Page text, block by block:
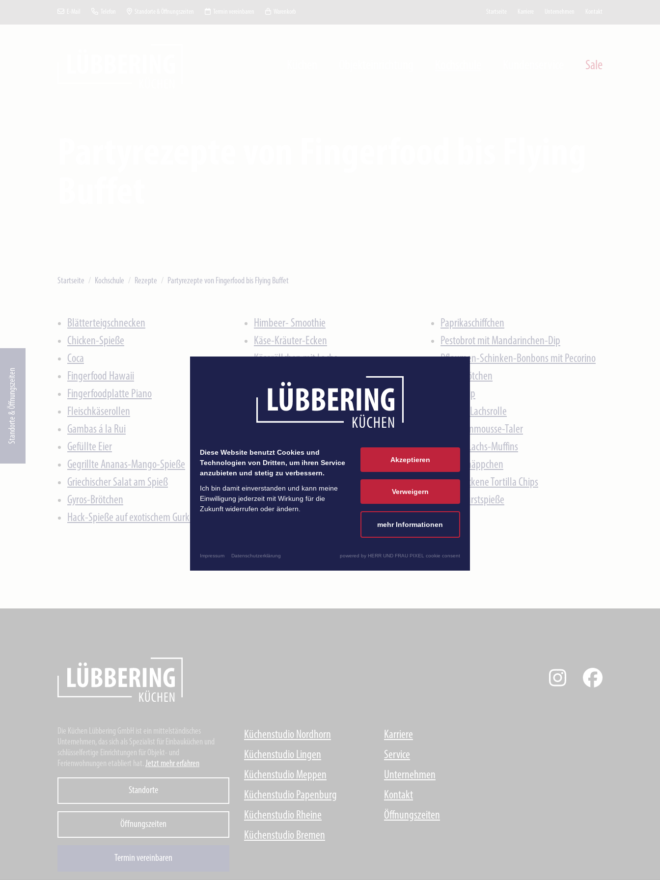
Standorte & Öffnungszeiten
E-Mail Telefon Standorte & Öffnungszeiten Termin vereinbaren Warenkorb Startseite Karriere Unternehmen Kontakt
Sale
Startseite Kochschule Rezepte Partyrezepte von Fingerfood bis Flying Buffet
Blätterteigschnecken
Chicken-Spieße
Coca
Fingerfood Hawaii
Fingerfoodplatte Piano
Fleischkäserollen
Gambas á la Rui
Gefüllte Eier
Gegrillte Ananas-Mango-Spieße
Griechischer Salat am Spieß
Gyros-Brötchen
Hack-Spieße auf exotischem Gurkenssalat
Himbeer- Smoothie
Käse-Kräuter-Ecken
Käseröllchen mit Lachs
Lachs-Spinat-Rolle
Mango-Limetten Panna Cotta
Mini-Burger
Mini-Party-Quiches
Mit Chili gebackener Feta auf
Wassermelone
Paprikaschiffchen
Pestobrot mit Mandarinchen-Dip
Pflaumen-Schinken-Bonbons mit Pecorino
Pizzabrötchen
Salsa-Dip
Scharfe Lachsrolle
Schinkenmousse-Taler
Spinat-Lachs-Muffins
Tortillahäppchen
Überbackene Tortilla Chips
Weißwurstspieße
Die Küchen Lübbering GmbH ist ein mittelständisches
Unternehmen, das sich als Spezialist für Einbauküchen und
schlüsselfertige Einrichtungen für Objekt- und
Ferienwohnungen etabliert hat. Jetzt mehr erfahren
Standorte
Öffnungszeiten
Termin vereinbaren
Küchenstudio Nordhorn
Küchenstudio Lingen
Küchenstudio Meppen
Küchenstudio Papenburg
Küchenstudio Rheine
Küchenstudio Bremen
Karriere
Service
Unternehmen
Kontakt
Öffnungszeiten
Diese Website benutzt Cookies und
Technologien von Dritten, um ihren Service
anzubieten und stetig zu verbessern.
Ich bin damit einverstanden und kann meine
Einwilligung jederzeit mit Wirkung für die
Zukunft widerrufen oder ändern.
Akzeptieren
Verweigern
mehr Informationen
Impressum Datenschutzerklärung powered by HERR UND FRAU PIXEL cookie consent